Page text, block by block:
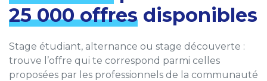
25 000 offres disponibles
Stage étudiant, alternance ou stage découverte :
trouve l’offre qui te correspond parmi celles
proposées par les professionnels de la communauté